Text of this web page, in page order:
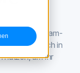
Instagram-
die App auch in
nutzen, um Ihr